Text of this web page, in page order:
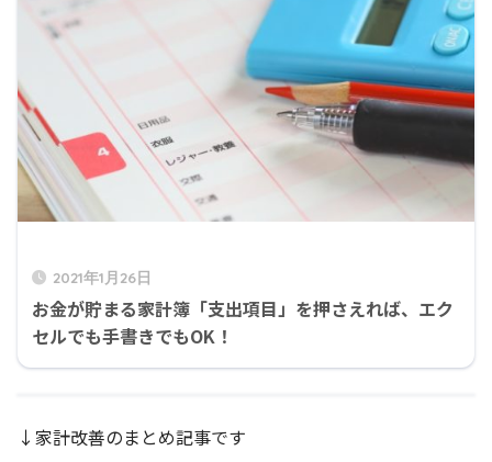
2021年1月26日
お金が貯まる家計簿「支出項目」を押さえれば、エク
セルでも手書きでもOK！
↓家計改善のまとめ記事です